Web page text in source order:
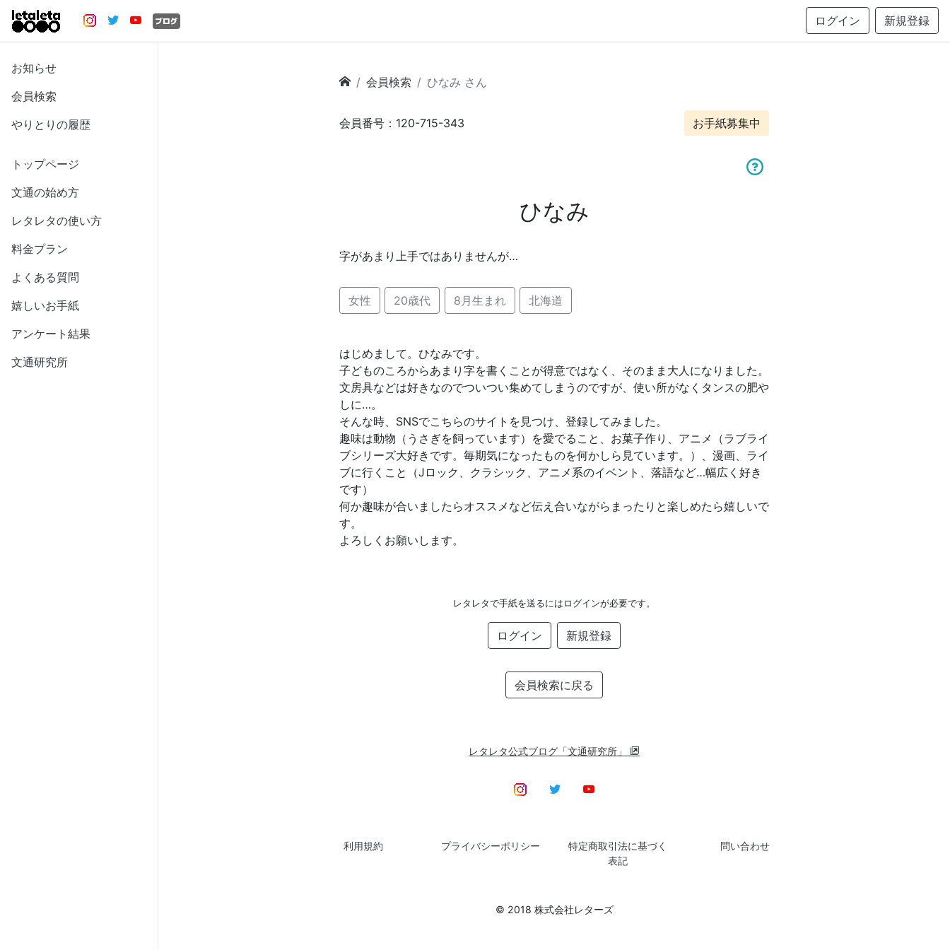
ログイン 新規登録
お知らせ
会員検索
やりとりの履歴
トップページ
文通の始め方
レタレタの使い方
料金プラン
よくある質問
嬉しいお手紙
アンケート結果
文通研究所
会員検索 ひなみ さん
会員番号：120-715-343 お手紙募集中
ひなみ
字があまり上手ではありませんが…
女性 20歳代 8月生まれ 北海道
はじめまして。ひなみです。
子どものころからあまり字を書くことが得意ではなく、そのまま大人になりました。
文房具などは好きなのでついつい集めてしまうのですが、使い所がなくタンスの肥や
しに…。
そんな時、SNSでこちらのサイトを見つけ、登録してみました。
趣味は動物（うさぎを飼っています）を愛でること、お菓子作り、アニメ（ラブライ
ブシリーズ大好きです。毎期気になったものを何かしら見ています。）、漫画、ライ
ブに行くこと（Jロック、クラシック、アニメ系のイベント、落語など…幅広く好き
です）
何か趣味が合いましたらオススメなど伝え合いながらまったりと楽しめたら嬉しいで
す。
よろしくお願いします。
レタレタで手紙を送るにはログインが必要です。
ログイン 新規登録
会員検索に戻る
レタレタ公式ブログ「文通研究所」
利用規約 プライバシーポリシー
特定商取引法に基づく
表記
問い合わせ
© 2018 株式会社レターズ